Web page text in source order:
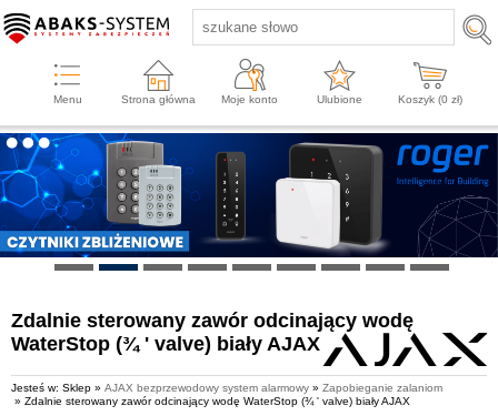
Menu Strona główna Moje konto Ulubione Koszyk (0 zł)
Zdalnie sterowany zawór odcinający wodę
WaterStop (¾ ' valve) biały AJAX
Jesteś w: Sklep » AJAX bezprzewodowy system alarmowy » Zapobieganie zalaniom
» Zdalnie sterowany zawór odcinający wodę WaterStop (¾ ' valve) biały AJAX